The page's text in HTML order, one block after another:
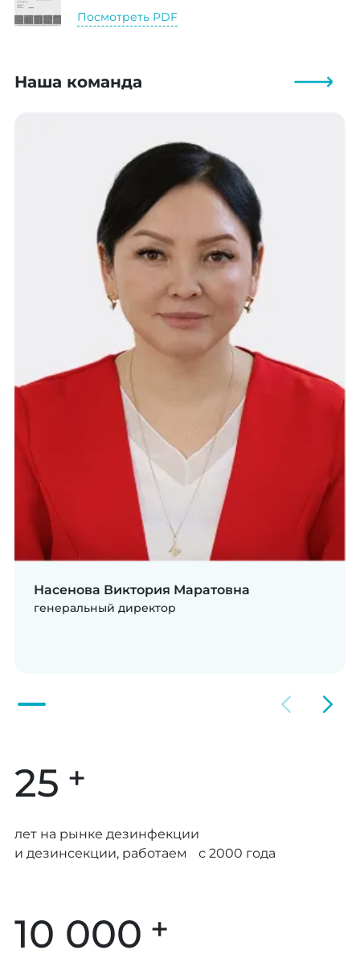
Посмотреть PDF
Наша команда
Насенова Виктория Маратовна
генеральный директор
25 +
лет на рынке дезинфекции
и дезинсекции, работаем с 2000 года
10 000 +